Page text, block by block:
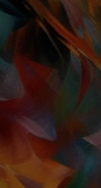
TOGGLE
MENU